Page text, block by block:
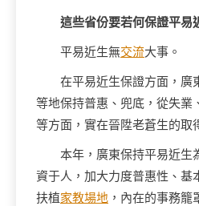
這些省份要若何保證平易
平易近生無交流大事。
在平易近生保證方面，廣
等地保持普惠、兜底，從失業
等方面，實在晉陞老蒼生的取
本年，廣東保持平易近生
資于人，加大力度普惠性、基
扶植家教場地 ，內在的事務